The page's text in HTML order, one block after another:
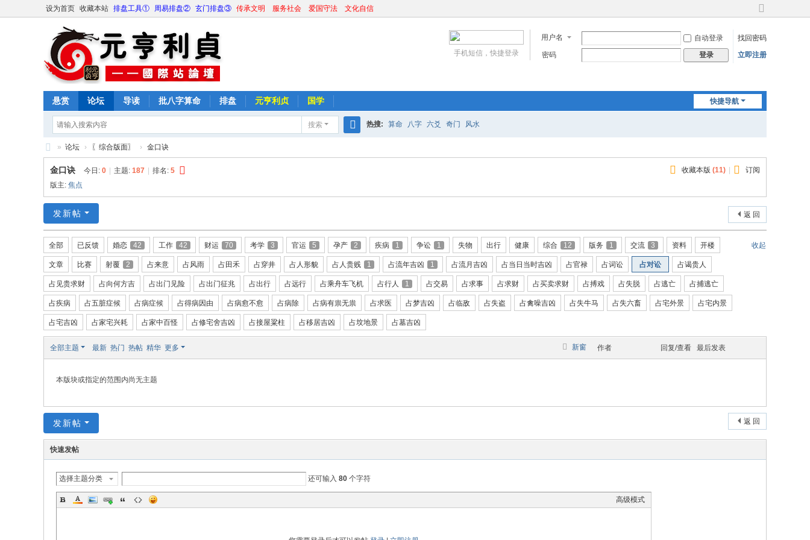
设为首页 收藏本站 排盘工具① 周易排盘② 玄门排盘③ 传承文明 服务社会 爱国守法 文化自信
切
到
宽
用户名 自动登录
找回密码
密码
登录 立即注册
手机短信，快捷登录
快捷导航
悬赏 论坛 导读 批八字算命 排盘 元亨利贞 国学
搜索
索
热搜: 算命 八字 六爻 奇门 风水
亨
利
网
论
坛
国
际
站
» 论坛 › 〖综合版面〗 › 金口诀
收藏本版 (11) 订阅
金口诀 今日: 0 主题: 187 排名: 5
版主: 焦点
返 回
发新帖
收起
全部 已反馈 婚恋 42 工作 42 财运 70 考学 3 官运 5 孕产 2 疾病 1 争讼 1 失物 出行 健康 综合 12 版务 1 交流 3 资料 开楼
文章 比赛 射覆 2 占来意 占风雨 占田禾 占穿井 占人形貌 占人贵贱 1 占流年吉凶 1 占流月吉凶 占当日当时吉凶 占官禄 占词讼 占对讼 占谒贵人
占见贵求财 占向何方吉 占出门见险 占出门征兆 占出行 占远行 占乘舟车飞机 占行人 1 占交易 占求事 占求财 占买卖求财 占搏戏 占失脱 占逃亡 占捕逃亡
占疾病 占五脏症候 占病症候 占得病因由 占病愈不愈 占病除 占病有祟无祟 占求医 占梦吉凶 占临敌 占失盗 占禽噪吉凶 占失牛马 占失六畜 占宅外景 占宅内景
占宅吉凶 占家宅兴耗 占家中百怪 占修宅舍吉凶 占接屋粱柱 占移居吉凶 占坟地景 占墓吉凶
新窗
全部主题 最新 热门 热帖 精华 更多 作者 回复/查看 最后发表
本版块或指定的范围内尚无主题
返 回
发新帖
快速发帖
选择主题分类 还可输入 80 个字符
高级模式